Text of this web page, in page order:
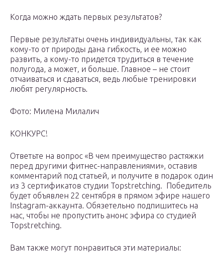
Когда можно ждать первых результатов?
Первые результаты очень индивидуальны, так как
кому-то от природы дана гибкость, и ее можно
развить, а кому-то придется трудиться в течение
полугода, а может, и больше. Главное – не стоит
отчаиваться и сдаваться, ведь любые тренировки
любят регулярность.
Фото: Милена Милалич
КОНКУРС!
Ответьте на вопрос «В чем преимущество растяжки
перед другими фитнес-направлениями», оставив
комментарий под статьей, и получите в подарок один
из 3 сертификатов студии Topstretching. Победитель
будет объявлен 22 сентября в прямом эфире нашего
Instagram-аккаунта. Обязетельно подпишитесь на
нас, чтобы не пропустить анонс эфира со студией
Topstretching.
Вам также могут понравиться эти материалы: